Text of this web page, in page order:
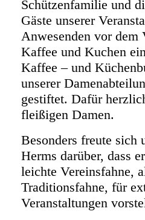
Schützenfamilie und
Gäste unserer
Anwesenden vor dem
Kaffee und Kuchen
Kaffee – und
unserer
gestiftet. Dafür
fleißigen Damen.
Besonders freute sich
Herms darüber, dass
leichte Vereinsfahne,
Traditionsfahne, für
Veranstaltungen